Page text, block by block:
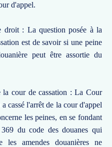
d'appel.
droit : La question posée à la
est de savoir si une peine
peut être assortie du
la cour de cassation : La Cour
a cassé l'arrêt de la cour d'appel
les peines, en se fondant
du code des douanes qui
les amendes douanières ne